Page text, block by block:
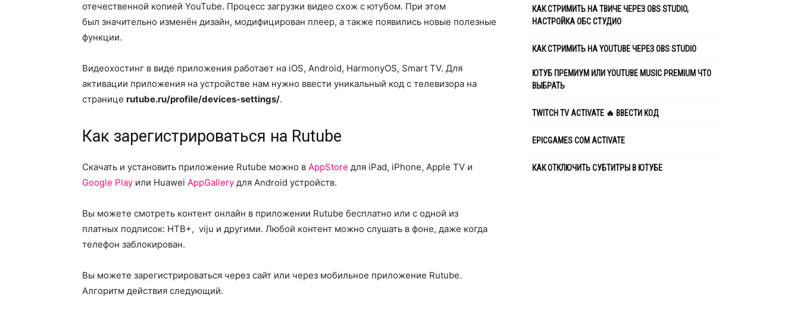
отечественной копией YouTube. Процесс загрузки видео схож с ютубом. При этом
был значительно изменён дизайн, модифицирован плеер, а также появились новые полезные
функции.
Видеохостинг в виде приложения работает на iOS, Android, HarmonyOS, Smart TV. Для
активации приложения на устройстве нам нужно ввести уникальный код с телевизора на
странице rutube.ru/profile/devices-settings/.
Как зарегистрироваться на Rutube
Скачать и установить приложение Rutube можно в AppStore для iPad, iPhone, Apple TV и
Google Play или Huawei AppGallery для Android устройств.
Вы можете смотреть контент онлайн в приложении Rutube бесплатно или с одной из
платных подписок: НТВ+, viju и другими. Любой контент можно слушать в фоне, даже когда
телефон заблокирован.
Вы можете зарегистрироваться через сайт или через мобильное приложение Rutube.
Алгоритм действия следующий.
КАК СТРИМИТЬ НА ТВИЧЕ ЧЕРЕЗ OBS STUDIO,
НАСТРОЙКА ОБС СТУДИО
КАК СТРИМИТЬ НА YOUTUBE ЧЕРЕЗ OBS STUDIO
ЮТУБ ПРЕМИУМ ИЛИ YOUTUBE MUSIC PREMIUM ЧТО
ВЫБРАТЬ
TWITCH TV ACTIVATE 🔥 ВВЕСТИ КОД
EPICGAMES COM ACTIVATE
КАК ОТКЛЮЧИТЬ СУБТИТРЫ В ЮТУБЕ